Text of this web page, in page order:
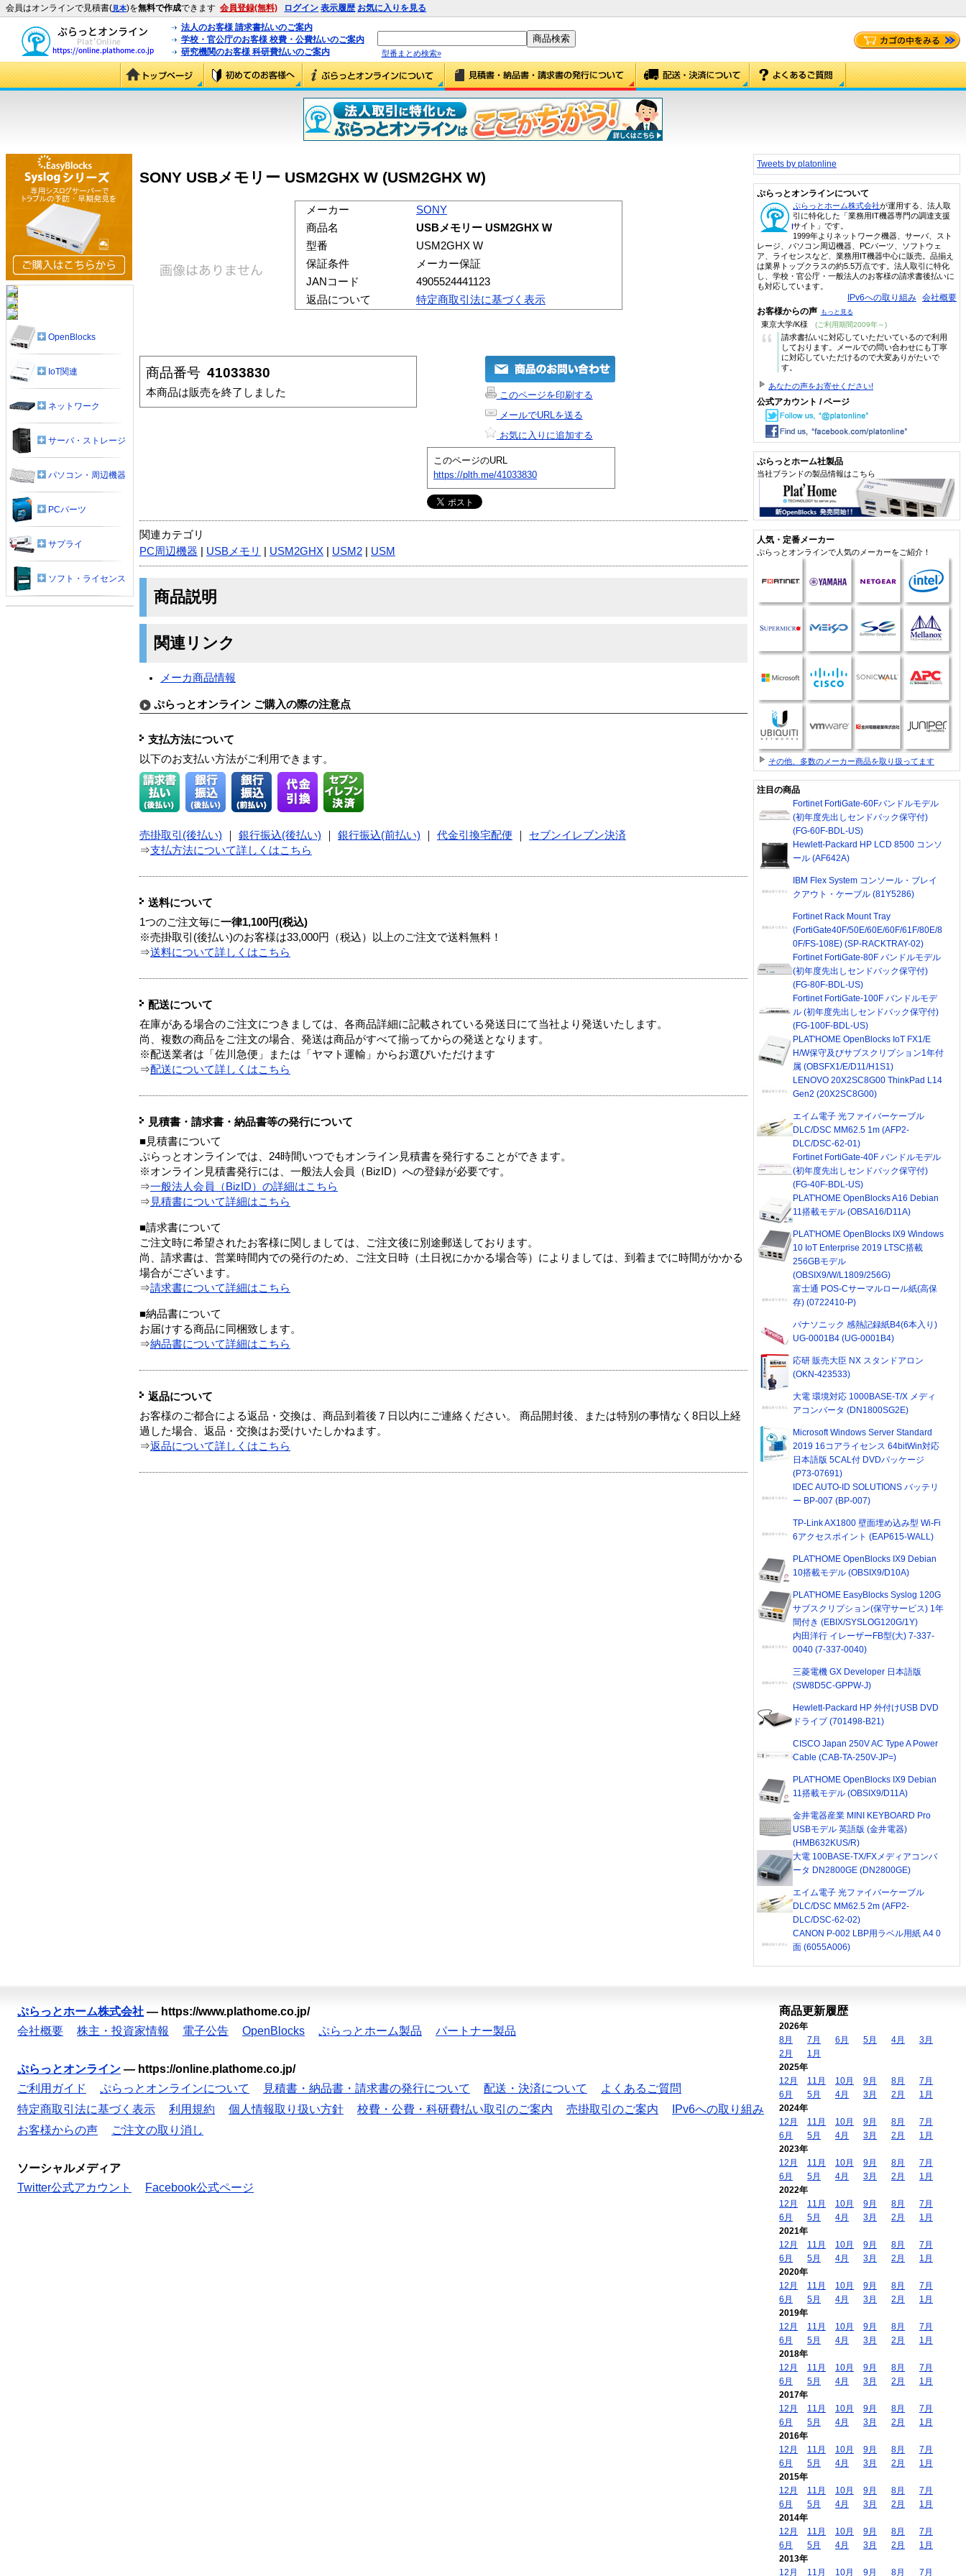
会員はオンラインで見積書(見本)を無料で作成できます 会員登録(無料) ログイン 表示履歴 お気に入りを見る
法人のお客様 請求書払いのご案内
学校・官公庁のお客様 校費・公費払いのご案内
研究機関のお客様 科研費払いのご案内
型番まとめ検索»
SONY USBメモリー USM2GHX W (USM2GHX W)
メーカー
SONY
商品名
USBメモリー USM2GHX W
型番
USM2GHX W
保証条件
メーカー保証
JANコード
4905524441123
返品について
特定商取引法に基づく表示
商品番号 41033830
本商品は販売を終了しました
このページを印刷する
メールでURLを送る
お気に入りに追加する
このページのURL
https://plth.me/41033830
関連カテゴリ
PC周辺機器
USBメモリ USM2GHX USM2 USM
商品説明
関連リンク
メーカ商品情報
ぷらっとオンライン ご購入の際の注意点
支払方法について
以下のお支払い方法がご利用できます。
売掛取引(後払い) 銀行振込(後払い) 銀行振込(前払い) 代金引換宅配便
セブンイレブン決済
⇒支払方法について詳しくはこちら
送料について
1つのご注文毎に一律1,100円(税込)
※売掛取引(後払い)のお客様は33,000円（税込）以上のご注文で送料無料！
⇒送料について詳しくはこちら
配送について
在庫がある場合のご注文につきましては、各商品詳細に記載されている発送日にて当社より発送いたします。
尚、複数の商品をご注文の場合、発送は商品がすべて揃ってからの発送となります。
※配送業者は「佐川急便」または「ヤマト運輸」からお選びいただけます
⇒配送について詳しくはこちら
見積書・請求書・納品書等の発行について
■見積書について
ぷらっとオンラインでは、24時間いつでもオンライン見積書を発行することができます。
※オンライン見積書発行には、一般法人会員（BizID）への登録が必要です。
⇒一般法人会員（BizID）の詳細はこちら
⇒ 見積書について詳細はこちら
■請求書について
ご注文時に希望されたお客様に関しましては、ご注文後に別途郵送しております。
尚、請求書は、営業時間内での発行のため、ご注文日時（土日祝にかかる場合等）によりましては、到着までに時間がかかる
場合がございます。
⇒請求書について詳細はこちら
■納品書について
お届けする商品に同梱致します。
⇒納品書について詳細はこちら
返品について
お客様のご都合による返品・交換は、商品到着後７日以内にご連絡ください。 商品開封後、または特別の事情なく8日以上経
過した場合、返品・交換はお受けいたしかねます。
⇒返品について詳しくはこちら
OpenBlocks
IoT関連
ネットワーク
サーバ・ストレージ
パソコン・周辺機器
PCパーツ
サプライ
ソフト・ライセンス
Tweets by platonline
ぷらっとオンラインについて
ぷらっとホーム株式会社が運用する、法人取
引に特化した「業務用IT機器専門の調達支援
サイト」です。
1999年よりネットワーク機器、サーバ、スト
レージ、パソコン周辺機器、PCパーツ、ソフトウェ
ア、ライセンスなど、業務用IT機器中心に販売。品揃え
は業界トップクラスの約5.5万点です。法人取引に特化
し、学校・官公庁・一般法人のお客様の請求書後払いに
も対応しています。
IPv6への取り組み 会社概要
お客様からの声 もっと見る
東京大学/K様 (ご利用期間2009年～)
“
請求書払いに対応していただいているので利用
しております。メールでの問い合わせにも丁寧
に対応していただけるので大変ありがたいで
す。
あなたの声をお寄せください!
公式アカウント / ページ
ぷらっとホーム社製品
当社ブランドの製品情報はこちら
人気・定番メーカー
ぷらっとオンラインで人気のメーカーをご紹介！
その他、多数のメーカー商品を取り扱ってます
注目の商品
Fortinet FortiGate-60Fバンドルモデル
(初年度先出しセンドバック保守付)
(FG-60F-BDL-US)
Hewlett-Packard HP LCD 8500 コンソ
ール (AF642A)
IBM Flex System コンソール・ブレイ
クアウト・ケーブル (81Y5286)
Fortinet Rack Mount Tray
(FortiGate40F/50E/60E/60F/61F/80E/8
0F/FS-108E) (SP-RACKTRAY-02)
Fortinet FortiGate-80F バンドルモデル
(初年度先出しセンドバック保守付)
(FG-80F-BDL-US)
Fortinet FortiGate-100F バンドルモデ
ル (初年度先出しセンドバック保守付)
(FG-100F-BDL-US)
PLAT'HOME OpenBlocks IoT FX1/E
H/W保守及びサブスクリプション1年付
属 (OBSFX1/E/D11/H1S1)
LENOVO 20X2SC8G00 ThinkPad L14
Gen2 (20X2SC8G00)
エイム電子 光ファイバーケーブル
DLC/DSC MM62.5 1m (AFP2-
DLC/DSC-62-01)
Fortinet FortiGate-40F バンドルモデル
(初年度先出しセンドバック保守付)
(FG-40F-BDL-US)
PLAT'HOME OpenBlocks A16 Debian
11搭載モデル (OBSA16/D11A)
PLAT'HOME OpenBlocks IX9 Windows
10 IoT Enterprise 2019 LTSC搭載
256GBモデル
(OBSIX9/W/L1809/256G)
富士通 POS-Cサーマルロール紙(高保
存) (0722410-P)
パナソニック 感熱記録紙B4(6本入り)
UG-0001B4 (UG-0001B4)
応研 販売大臣 NX スタンドアロン
(OKN-423533)
大電 環境対応 1000BASE-T/X メディ
アコンバータ (DN1800SG2E)
Microsoft Windows Server Standard
2019 16コアライセンス 64bitWin対応
日本語版 5CAL付 DVDパッケージ
(P73-07691)
IDEC AUTO-ID SOLUTIONS バッテリ
ー BP-007 (BP-007)
TP-Link AX1800 壁面埋め込み型 Wi-Fi
6アクセスポイント (EAP615-WALL)
PLAT'HOME OpenBlocks IX9 Debian
10搭載モデル (OBSIX9/D10A)
PLAT'HOME EasyBlocks Syslog 120G
サブスクリプション(保守サービス) 1年
間付き (EBIX/SYSLOG120G/1Y)
内田洋行 イレーザーFB型(大) 7-337-
0040 (7-337-0040)
三菱電機 GX Developer 日本語版
(SW8D5C-GPPW-J)
Hewlett-Packard HP 外付けUSB DVD
ドライブ (701498-B21)
CISCO Japan 250V AC Type A Power
Cable (CAB-TA-250V-JP=)
PLAT'HOME OpenBlocks IX9 Debian
11搭載モデル (OBSIX9/D11A)
金井電器産業 MINI KEYBOARD Pro
USBモデル 英語版 (金井電器)
(HMB632KUS/R)
大電 100BASE-TX/FXメディアコンバ
ータ DN2800GE (DN2800GE)
エイム電子 光ファイバーケーブル
DLC/DSC MM62.5 2m (AFP2-
DLC/DSC-62-02)
CANON P-002 LBP用ラベル用紙 A4 0
面 (6055A006)
ぷらっとホーム株式会社 — https://www.plathome.co.jp/
会社概要
株主・投資家情報 電子公告 OpenBlocks ぷらっとホーム製品 パートナー製品
ぷらっとオンライン — https://online.plathome.co.jp/
ご利用ガイド
ぷらっとオンラインについて 見積書・納品書・請求書の発行について 配送・決済について
よくあるご質問
特定商取引法に基づく表示
利用規約 個人情報取り扱い方針 校費・公費・科研費払い取引のご案内 売掛取引のご案内
IPv6への取り組み
お客様からの声
ご注文の取り消し
ソーシャルメディア
Twitter公式アカウント
Facebook公式ページ
商品更新履歴
2026年
8月
7月 6月 5月 4月
3月
2月
1月
2025年
12月
11月 10月 9月 8月
7月
6月
5月 4月 3月 2月
1月
2024年
12月
11月 10月 9月 8月
7月
6月
5月 4月 3月 2月
1月
2023年
12月
11月 10月 9月 8月
7月
6月
5月 4月 3月 2月
1月
2022年
12月
11月 10月 9月 8月
7月
6月
5月 4月 3月 2月
1月
2021年
12月
11月 10月 9月 8月
7月
6月
5月 4月 3月 2月
1月
2020年
12月
11月 10月 9月 8月
7月
6月
5月 4月 3月 2月
1月
2019年
12月
11月 10月 9月 8月
7月
6月
5月 4月 3月 2月
1月
2018年
12月
11月 10月 9月 8月
7月
6月
5月 4月 3月 2月
1月
2017年
12月
11月 10月 9月 8月
7月
6月
5月 4月 3月 2月
1月
2016年
12月
11月 10月 9月 8月
7月
6月
5月 4月 3月 2月
1月
2015年
12月
11月 10月 9月 8月
7月
6月
5月 4月 3月 2月
1月
2014年
12月
11月 10月 9月 8月
7月
6月
5月 4月 3月 2月
1月
2013年
12月
11月 10月 9月 8月 7月